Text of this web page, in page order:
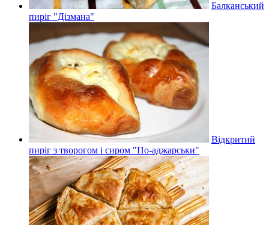
Балканський
пиріг "Дізмана"
Відкритий
пиріг з творогом і сиром "По-аджарськи"